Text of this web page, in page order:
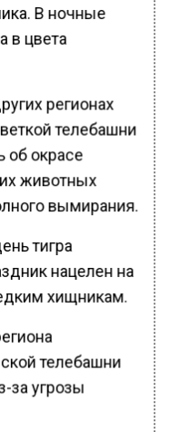
В ночные
в цвета
регионах
телебашни
об окрасе
животных
вымирания.
тигра
нацелен на
хищникам.
телебашни
за угрозы